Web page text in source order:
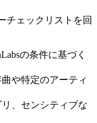
チェックリストを回
の条件に基づく
や特定のアーティ
、センシティブな